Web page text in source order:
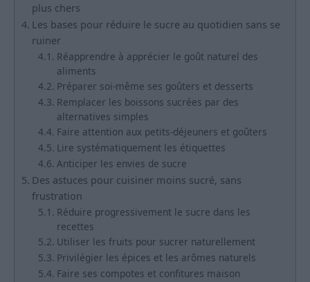
plus chers
Les bases pour réduire le sucre au quotidien sans se
ruiner
Réapprendre à apprécier le goût naturel des
aliments
Préparer soi-même ses goûters et desserts
Remplacer les boissons sucrées par des
alternatives simples
Faire attention aux petits-déjeuners et goûters
Lire systématiquement les étiquettes
Anticiper les envies de sucre
Des astuces pour cuisiner moins sucré, sans
frustration
Réduire progressivement le sucre dans les
recettes
Utiliser les fruits pour sucrer naturellement
Privilégier les épices et les arômes naturels
Faire ses compotes et confitures maison